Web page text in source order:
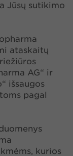
Jūsų sutikimo
ataskaitų
AG“ ir
išsaugos
pagal
kurios